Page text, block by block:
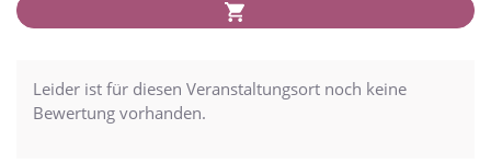
Leider ist für diesen Veranstaltungsort noch keine
Bewertung vorhanden.